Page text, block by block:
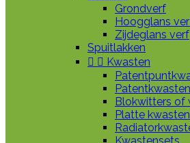
Grondverf
Hoogglans
Zijdeglans verf
Spuitlakken
  Kwasten
Patentkwasten
Blokwitters of
Platte kwasten